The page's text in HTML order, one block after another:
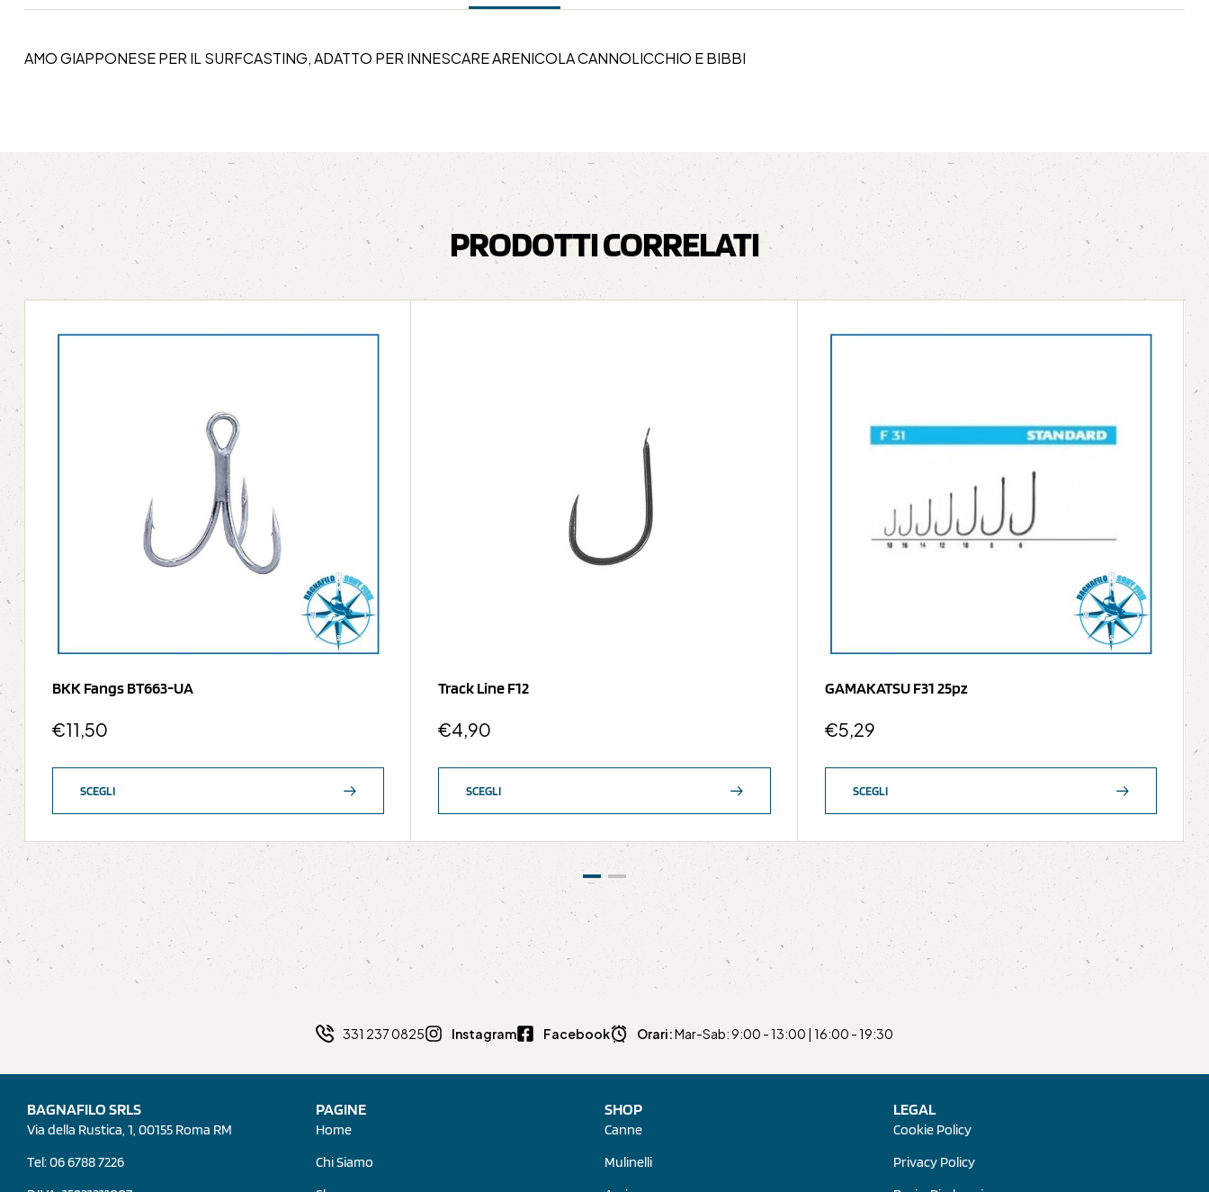
AMO GIAPPONESE PER IL SURFCASTING, ADATTO PER INNESCARE ARENICOLA CANNOLICCHIO E BIBBI
PRODOTTI CORRELATI
BKK Fangs BT663-UA
€11,50
SCEGLI
Track Line F12
€4,90
SCEGLI
GAMAKATSU F31 25pz
€5,29
SCEGLI
331 237 0825 Instagram Facebook Orari:Mar-Sab: 9:00 - 13:00 | 16:00 - 19:30
BAGNAFILO SRLS
Via della Rustica, 1, 00155 Roma RM
Tel: 06 6788 7226
PAGINE
Home
Chi Siamo
SHOP
Canne
Mulinelli
LEGAL
Cookie Policy
Privacy Policy